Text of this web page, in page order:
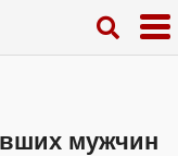
мужчин